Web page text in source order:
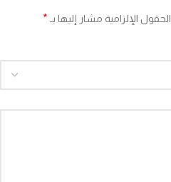
الحقول الإلزامية مشار إليها بـ *